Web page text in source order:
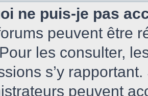
ne puis-je pas
peuvent être
les consulter,
s’y
peuvent